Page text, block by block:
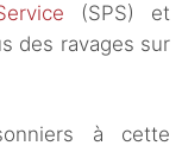
(SPS) et
des ravages sur
à cette